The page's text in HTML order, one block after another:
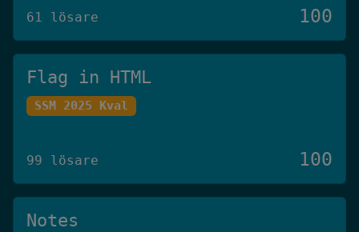
61 lösare 100
Flag in HTML
SSM 2025 Kval
99 lösare 100
Notes